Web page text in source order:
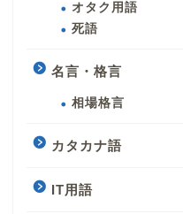
オタク用語
死語
名言・格言
相場格言
カタカナ語
IT用語